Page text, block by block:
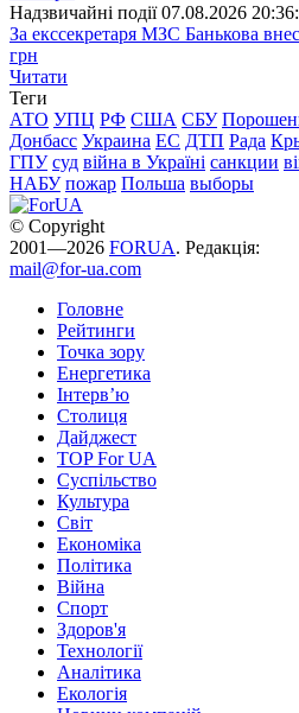
Надзвичайні події 07.08.2026
За екссекретаря МЗС Банькова
грн
Читати
Теги
АТО УПЦ РФ США СБУ
Донбасс Украина ЕС ДТП Рада
ГПУ суд війна в Україні санкции
НАБУ пожар Польша выборы
© Copyright
2001—2026 FORUA. Редакція:
mail@for-ua.com
Головне
Рейтинги
Точка зору
Енергетика
Інтерв’ю
Столиця
Дайджест
TOP For UA
Суспiльство
Культура
Світ
Економіка
Політика
Війна
Спорт
Здоров'я
Технології
Аналітика
Екологія